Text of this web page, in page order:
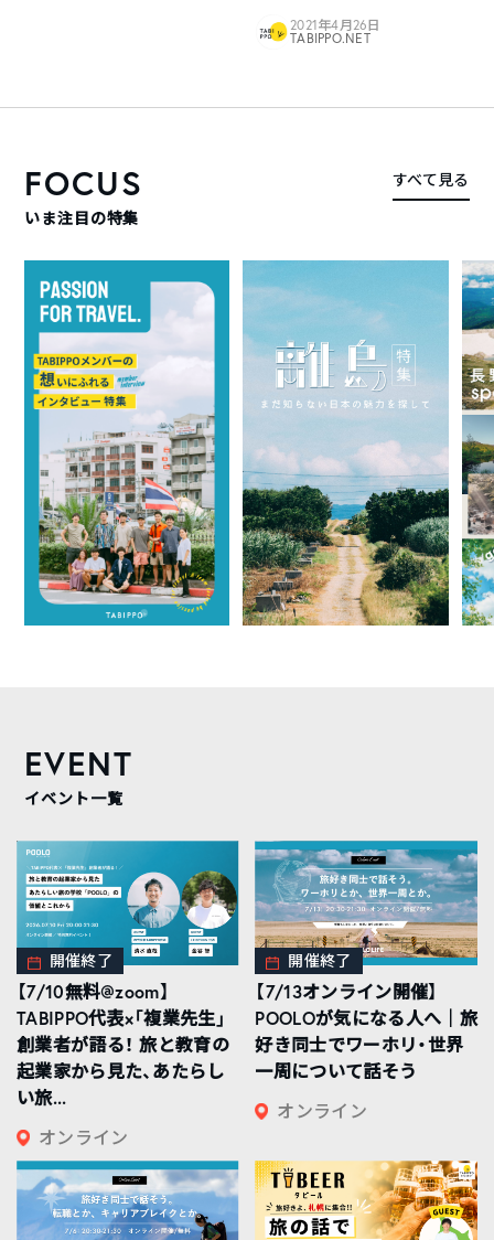
2021年4月26日
TABIPPO.NET
FOCUS
いま注目の特集
すべて見る
EVENT
イベント一覧
開催終了
【7/10無料@zoom】
TABIPPO代表×「複業先生」
創業者が語る！ 旅と教育の
起業家から見た、あたらし
い旅...
オンライン
開催終了
【7/13オンライン開催】
POOLOが気になる人へ｜旅
好き同士でワーホリ・世界
一周について話そう
オンライン